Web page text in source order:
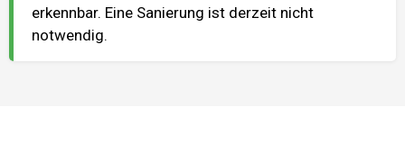
erkennbar. Eine Sanierung ist derzeit nicht
notwendig.